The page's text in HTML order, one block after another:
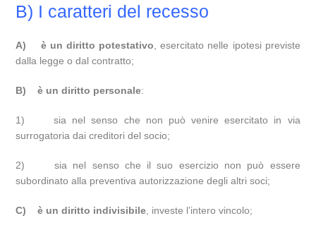
B) I caratteri del recesso
A) è un diritto potestativo, esercitato nelle ipotesi previste
dalla legge o dal contratto;
B)è un diritto personale:
1) sia nel senso che non può venire esercitato in via
surrogatoria dai creditori del socio;
2) sia nel senso che il suo esercizio non può essere
subordinato alla preventiva autorizzazione degli altri soci;
C)è un diritto indivisibile, investe l’intero vincolo;